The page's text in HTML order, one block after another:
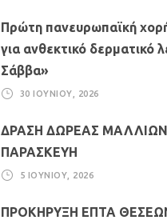
Πρώτη πανευρωπαϊκή
για ανθεκτικό
Σάββα»
30 ΙΟΥΝΊΟΥ, 2026
ΔΡΑΣΗ ΔΩΡΕΑΣ ΜΑΛΛΙΩΝ
ΠΑΡΑΣΚΕΥΗ
5 ΙΟΥΝΊΟΥ, 2026
ΠΡΟΚΗΡΥΞΗ ΕΠΤΑ